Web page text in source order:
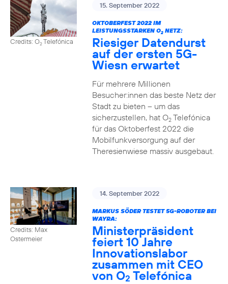
Credits: O2Telefónica
15. September 2022
OKTOBERFEST 2022 IM
LEISTUNGSSTARKEN O2NETZ:
Riesiger Datendurst
auf der ersten 5G-
Wiesn erwartet
Für mehrere Millionen
Besucher:innen das beste Netz der
Stadt zu bieten – um das
sicherzustellen, hat O2Telefónica
für das Oktoberfest 2022 die
Mobilfunkversorgung auf der
Theresienwiese massiv ausgebaut.
Credits: Max
Ostermeier
14. September 2022
MARKUS SÖDER TESTET 5G-ROBOTER BEI
WAYRA:
Ministerpräsident
feiert 10 Jahre
Innovationslabor
zusammen mit CEO
von O2 Telefónica